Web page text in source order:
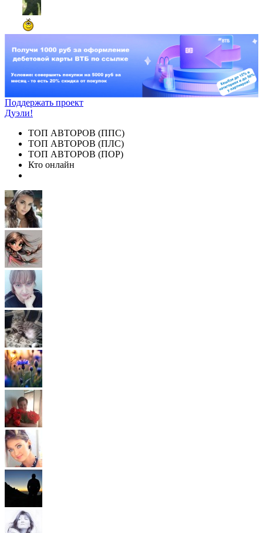
Поддержать проект
Дуэли!
ТОП АВТОРОВ (ППС)
ТОП АВТОРОВ (ПЛС)
ТОП АВТОРОВ (ПОР)
Кто онлайн